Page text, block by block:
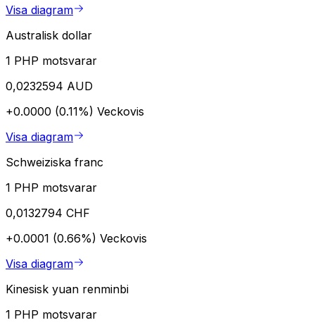
Visa diagram
Australisk dollar
1 PHP motsvarar
0,0232594 AUD
+0.0000 (0.11%) Veckovis
Visa diagram
Schweiziska franc
1 PHP motsvarar
0,0132794 CHF
+0.0001 (0.66%) Veckovis
Visa diagram
Kinesisk yuan renminbi
1 PHP motsvarar